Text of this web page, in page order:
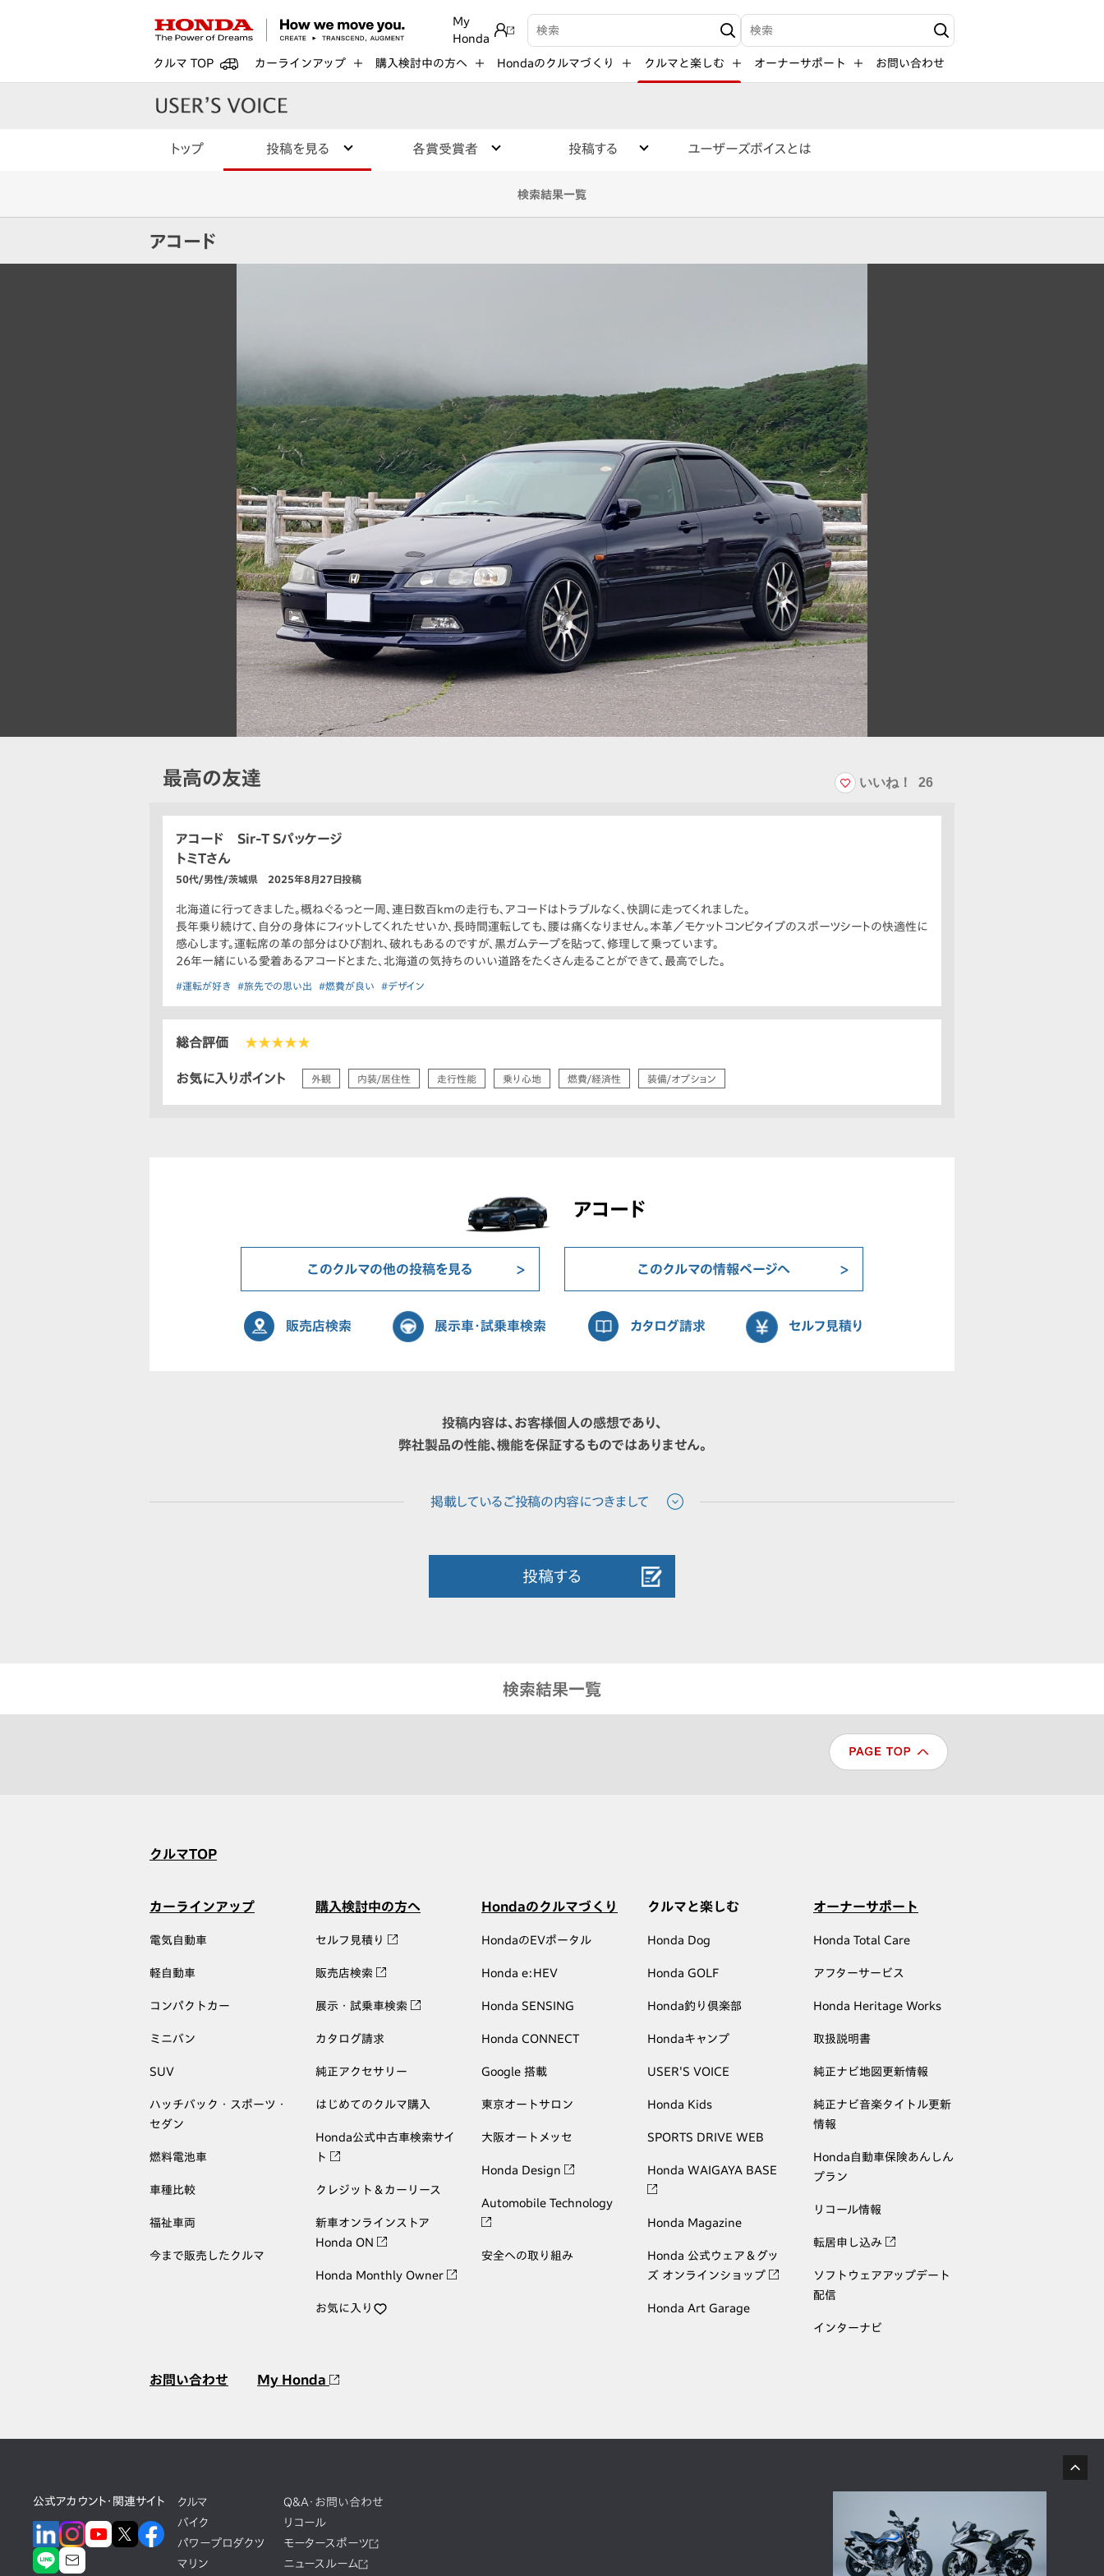
My
Honda
検索キーワード入力 検索キーワード入力
クルマ TOP カーラインアップ 購入検討中の方へ Hondaのクルマづくり クルマと楽しむ オーナーサポート お問い合わせ
トップ 投稿を見る 各賞受賞者 投稿する ユーザーズボイスとは
検索結果一覧
アコード
最高の友達 いいね！ 26
アコード Sir-T Sパッケージ
トミTさん
50代/男性/茨城県 2025年8月27日投稿
北海道に行ってきました。概ねぐるっと一周、連日数百kmの走行も、アコードはトラブルなく、快調に走ってくれました。
長年乗り続けて、自分の身体にフィットしてくれたせいか、長時間運転しても、腰は痛くなりません。本革／モケットコンビタイプのスポーツシートの快適性に
感心します。運転席の革の部分はひび割れ、破れもあるのですが、黒ガムテープを貼って、修理して乗っています。
26年一緒にいる愛着あるアコードとまた、北海道の気持ちのいい道路をたくさん走ることができて、最高でした。
#運転が好き #旅先での思い出 #燃費が良い #デザイン
総合評価 ★★★★★
お気に入りポイント 外観 内装/居住性 走行性能 乗り心地 燃費/経済性 装備/オプション
アコード
このクルマの他の投稿を見る このクルマの情報ページへ
販売店検索 展示車・試乗車検索 カタログ請求 セルフ見積り
投稿内容は、お客様個人の感想であり、
弊社製品の性能、機能を保証するものではありません。
投稿する
検索結果一覧
クルマTOP
カーラインアップ
電気自動車
軽自動車
コンパクトカー
ミニバン
SUV
ハッチバック・スポーツ・
セダン
燃料電池車
車種比較
福祉車両
今まで販売したクルマ
購入検討中の方へ
セルフ見積り
販売店検索
展示・試乗車検索
カタログ請求
純正アクセサリー
はじめてのクルマ購入
Honda公式中古車検索サイ
ト
クレジット＆カーリース
新車オンラインストア
Honda ON
Honda Monthly Owner
お気に入り
Hondaのクルマづくり
HondaのEVポータル
Honda e:HEV
Honda SENSING
Honda CONNECT
Google 搭載
東京オートサロン
大阪オートメッセ
Honda Design
Automobile Technology
安全への取り組み
クルマと楽しむ
Honda Dog
Honda GOLF
Honda釣り倶楽部
Hondaキャンプ
USER'S VOICE
Honda Kids
SPORTS DRIVE WEB
Honda WAIGAYA BASE
Honda Magazine
Honda 公式ウェア＆グッ
ズ オンラインショップ
Honda Art Garage
オーナーサポート
Honda Total Care
アフターサービス
Honda Heritage Works
取扱説明書
純正ナビ地図更新情報
純正ナビ音楽タイトル更新
情報
Honda自動車保険あんしん
プラン
リコール情報
転居申し込み
ソフトウェアアップデート
配信
インターナビ
お問い合わせ My Honda
公式アカウント・関連サイト
クルマ
バイク
パワープロダクツ
マリン
Q&A・お問い合わせ
リコール
モータースポーツ
ニュースルーム